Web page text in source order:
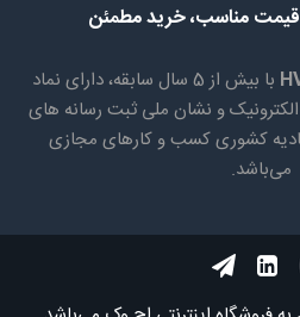
مناسب، خرید مطمئن
با بیش از 5 سال سابقه، دارای نماد
الکترونیک و نشان ملی ثبت رسانه های
کشوری کسب و کارهای مجازی
می‌باشد.